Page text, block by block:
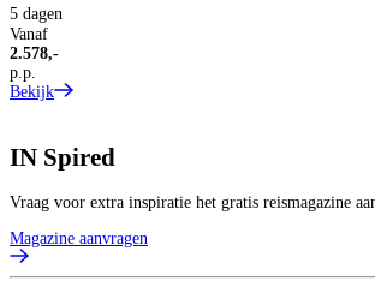
5 dagen
Vanaf
2.578,-
p.p.
Bekijk
IN Spired
Vraag voor extra inspiratie het gratis reismagazine
Magazine aanvragen